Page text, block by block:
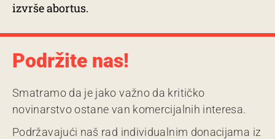
izvrše abortus.
Podržite nas!
Smatramo da je jako važno da kritičko
novinarstvo ostane van komercijalnih interesa.
Podržavajući naš rad individualnim donacijama iz